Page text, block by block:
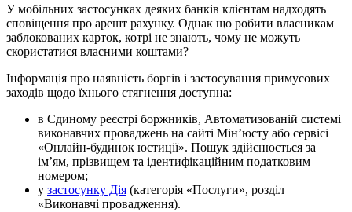
У мобільних застосунках деяких банків клієнтам надходять
сповіщення про арешт рахунку. Однак що робити власникам
заблокованих карток, котрі не знають, чому не можуть
скористатися власними коштами?
Інформація про наявність боргів і застосування примусових
заходів щодо їхнього стягнення доступна:
в Єдиному реєстрі боржників, Автоматизованій системі
виконавчих проваджень на сайті Мін’юсту або сервісі
«Онлайн-будинок юстиції». Пошук здійснюється за
ім’ям, прізвищем та ідентифікаційним податковим
номером;
у застосунку Дія (категорія «Послуги», розділ
«Виконавчі провадження).